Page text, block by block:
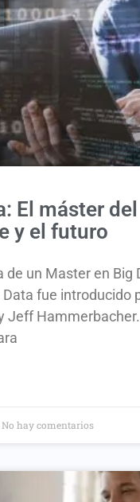
El máster del
y el futuro
de un Master en Big
fue introducido
Jeff
No hay comentarios